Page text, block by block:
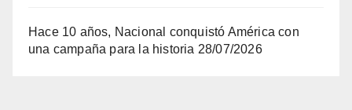
Hace 10 años, Nacional conquistó América con
una campaña para la historia 28/07/2026